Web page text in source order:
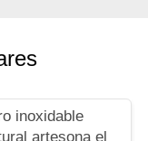
inoxidable
artesona el